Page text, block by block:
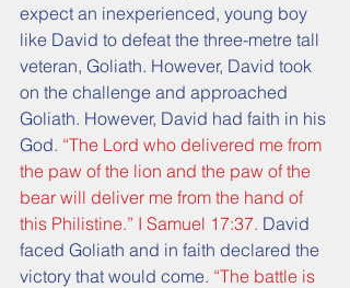
expect an inexperienced, young boy
like David to defeat the three-metre tall
veteran, Goliath. However, David took
on the challenge and approached
Goliath. However, David had faith in his
God. “The Lord who delivered me from
the paw of the lion and the paw of the
bear will deliver me from the hand of
this Philistine.” I Samuel 17:37. David
faced Goliath and in faith declared the
victory that would come. “The battle is